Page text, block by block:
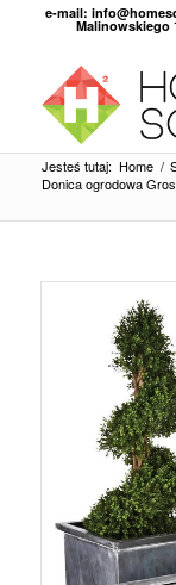
e-mail:
Malinowskiego
Jesteś tutaj: Home /
Donica ogrodowa